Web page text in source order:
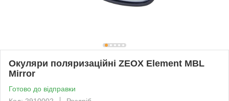
Окуляри поляризаційні ZEOX Element MBL
Mirror
Готово до відправки